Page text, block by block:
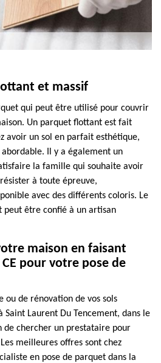
et massif
qui peut être utilisé pour couvrir
Un parquet flottant est fait
avoir un sol en parfait esthétique,
Il y a également un
la famille qui souhaite avoir
à toute épreuve,
avec des différents coloris. Le
peut être confié à un artisan
maison en faisant
pour votre pose de
ou de rénovation de vos sols
Saint Laurent Du Tencement, dans le
de chercher un prestataire pour
meilleures offres sont chez
en pose de parquet dans la